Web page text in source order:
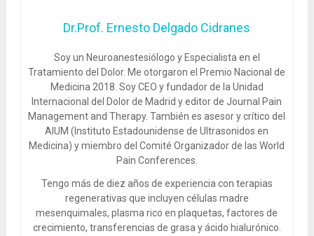
Dr.Prof. Ernesto Delgado Cidranes
Soy un Neuroanestesiólogo y Especialista en el
Tratamiento del Dolor. Me otorgaron el Premio Nacional de
Medicina 2018. Soy CEO y fundador de la Unidad
Internacional del Dolor de Madrid y editor de Journal Pain
Management and Therapy. También es asesor y crítico del
AIUM (Instituto Estadounidense de Ultrasonidos en
Medicina) y miembro del Comité Organizador de las World
Pain Conferences.
Tengo más de diez años de experiencia con terapias
regenerativas que incluyen células madre
mesenquimales, plasma rico en plaquetas, factores de
crecimiento, transferencias de grasa y ácido hialurónico.